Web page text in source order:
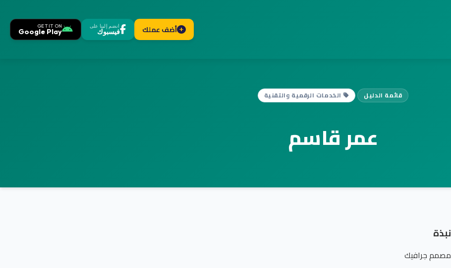
أضف عملك انضم إلينا على
فيسبوك
GET IT ON
Google Play
قائمة الدليل الخدمات الرقمية والتقنية
عمر قاسم
نبذة
مصمم جرافيك